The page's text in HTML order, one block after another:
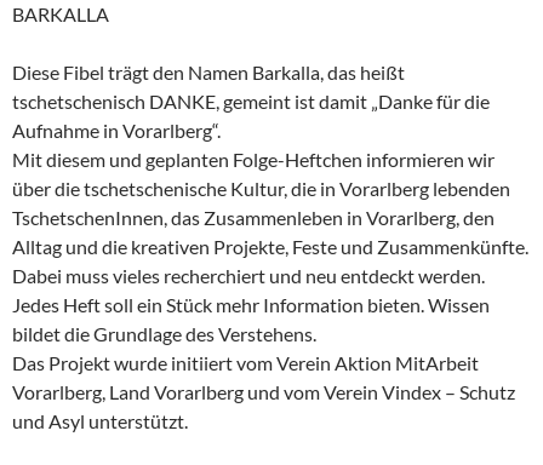
BARKALLA
Diese Fibel trägt den Namen Barkalla, das heißt
tschetschenisch DANKE, gemeint ist damit „Danke für die
Aufnahme in Vorarlberg“.
Mit diesem und geplanten Folge-Heftchen informieren wir
über die tschetschenische Kultur, die in Vorarlberg lebenden
TschetschenInnen, das Zusammenleben in Vorarlberg, den
Alltag und die kreativen Projekte, Feste und Zusammenkünfte.
Dabei muss vieles recherchiert und neu entdeckt werden.
Jedes Heft soll ein Stück mehr Information bieten. Wissen
bildet die Grundlage des Verstehens.
Das Projekt wurde initiiert vom Verein Aktion MitArbeit
Vorarlberg, Land Vorarlberg und vom Verein Vindex – Schutz
und Asyl unterstützt.